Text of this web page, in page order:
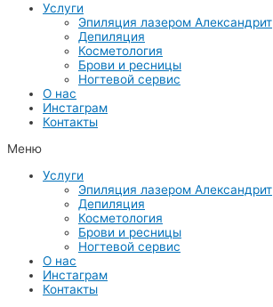
Услуги
Эпиляция лазером Александрит
Депиляция
Косметология
Брови и ресницы
Ногтевой сервис
О нас
Инстаграм
Контакты
Меню
Услуги
Эпиляция лазером Александрит
Депиляция
Косметология
Брови и ресницы
Ногтевой сервис
О нас
Инстаграм
Контакты